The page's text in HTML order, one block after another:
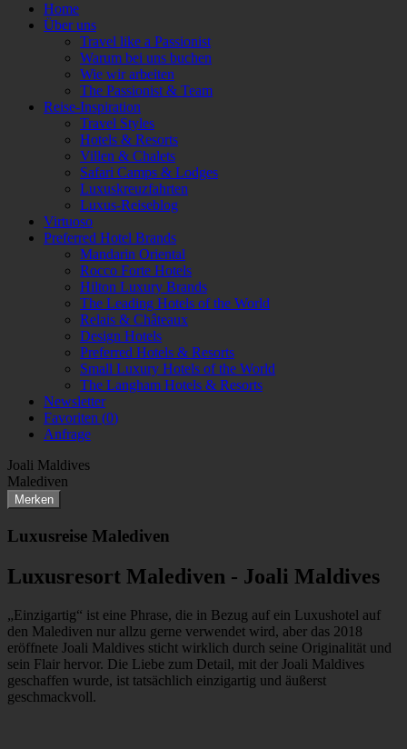
Home
Über uns
Travel like a Passionist
Warum bei uns buchen
Wie wir arbeiten
The Passionist & Team
Reise-Inspiration
Travel Styles
Hotels & Resorts
Villen & Chalets
Safari Camps & Lodges
Luxuskreuzfahrten
Luxus-Reiseblog
Virtuoso
Preferred Hotel Brands
Mandarin Oriental
Rocco Forte Hotels
Hilton Luxury Brands
The Leading Hotels of the World
Relais & Châteaux
Design Hotels
Preferred Hotels & Resorts
Small Luxury Hotels of the World
The Langham Hotels & Resorts
Newsletter
Favoriten (0)
Anfrage
Joali Maldives
Malediven
Merken
Luxusreise Malediven
Luxusresort Malediven - Joali Maldives
„Einzigartig“ ist eine Phrase, die in Bezug auf ein Luxushotel auf
den Malediven nur allzu gerne verwendet wird, aber das 2018
eröffnete Joali Maldives sticht wirklich durch seine Originalität und
sein Flair hervor. Die Liebe zum Detail, mit der Joali Maldives
geschaffen wurde, ist tatsächlich einzigartig und äußerst
geschmackvoll.